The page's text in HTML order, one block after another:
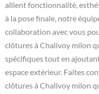
allient fonctionnalité,
à la pose finale, notre
collaboration avec vous
clôtures à Chalivoy milon
spécifiques tout en
espace extérieur. Faites
clôtures à Chalivoy milon